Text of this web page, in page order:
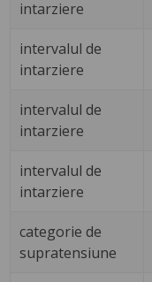
intarziere
intervalul de
intarziere
intervalul de
intarziere
intervalul de
intarziere
categorie de
supratensiune